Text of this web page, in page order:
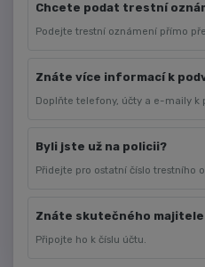
Chcete podat trestní
Podejte trestní oznámení přímo
Znáte více informací k
Doplňte telefony, účty a e-maily k
Byli jste už na policii?
Přidejte pro ostatní číslo trestního
Znáte skutečného
Připojte ho k číslu účtu.